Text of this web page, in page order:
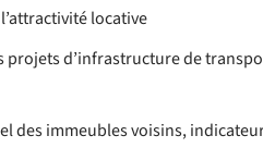
locative
projets d’infrastructure de
des immeubles voisins,